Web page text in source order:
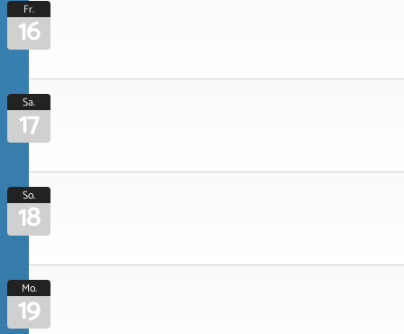
Fr.
16
Sa.
17
So.
18
Mo.
19